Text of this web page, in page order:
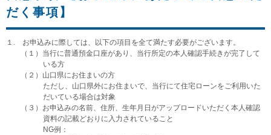
だく事項】
１. お申込みに際しては、以下の項目を全て満たす必要がございます。
（１）当行に普通預金口座があり、当行所定の本人確認手続きが完了して
いる方
（２）山口県にお住まいの方
ただし、山口県外にお住まいで、当行にて住宅ローンをご利用いた
だいている場合は対象
（３）お申込みの名前、住所、生年月日がアップロードいただく本人確認
資料の記載どおりに入力されていること
NG例：